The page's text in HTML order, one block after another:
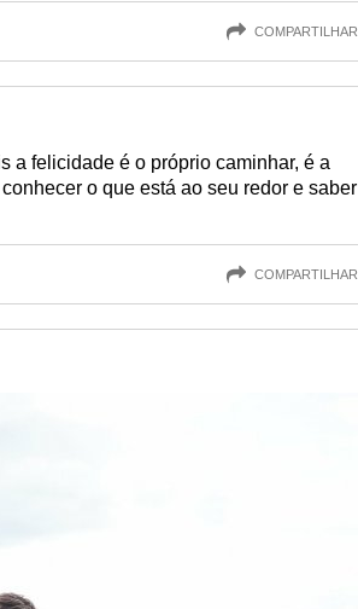
COMPARTILHAR
a felicidade é o próprio caminhar, é a
o que está ao seu redor e saber
COMPARTILHAR